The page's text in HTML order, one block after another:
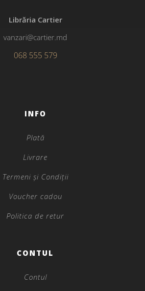
Librăria Cartier
vanzari@cartier.md
068 555 579
INFO
Plată
Livrare
Termeni și Condiții
Voucher cadou
Politica de retur
CONTUL
Contul